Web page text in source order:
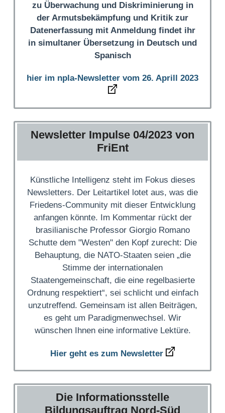
zu Überwachung und Diskriminierung in
der Armutsbekämpfung und Kritik zur
Datenerfassung mit Anmeldung findet ihr
in simultaner Übersetzung in Deutsch und
Spanisch
hier im npla-Newsletter vom 26. Aprill 2023
Newsletter Impulse 04/2023 von
FriEnt
Künstliche Intelligenz steht im Fokus dieses
Newsletters. Der Leitartikel lotet aus, was die
Friedens-Community mit dieser Entwicklung
anfangen könnte. Im Kommentar rückt der
brasilianische Professor Giorgio Romano
Schutte dem "Westen" den Kopf zurecht: Die
Behauptung, die NATO-Staaten seien „die
Stimme der internationalen
Staatengemeinschaft, die eine regelbasierte
Ordnung respektiert“, sei schlicht und einfach
unzutreffend. Gemeinsam ist allen Beiträgen,
es geht um Paradigmenwechsel. Wir
wünschen Ihnen eine informative Lektüre.
Hier geht es zum Newsletter
Die Informationsstelle
Bildungsauftrag Nord-Süd